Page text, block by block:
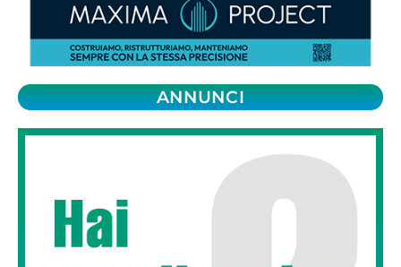
ANNUNCI